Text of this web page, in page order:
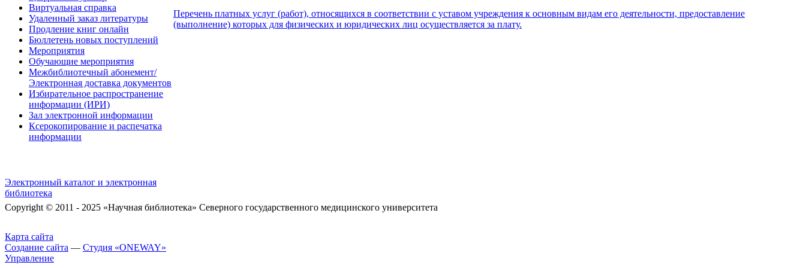
Виртуальная справка
Удаленный заказ литературы
Продление книг онлайн
Бюллетень новых поступлений
Мероприятия
Обучающие мероприятия
Межбиблиотечный абонемент/
Электронная доставка документов
Избирательное распространение
информации (ИРИ)
Зал электронной информации
Ксерокопирование и распечатка
информации
Электронный каталог и электронная
библиотека
Перечень платных услуг (работ), относящихся в соответствии с уставом учреждения к основным видам его деятельности, предоставление
(выполнение) которых для физических и юридических лиц осуществляется за плату.
Copyright © 2011 - 2025 «Научная библиотека» Северного государственного медицинского университета
Карта сайта
Создание сайта — Студия «ONEWAY»
Управление